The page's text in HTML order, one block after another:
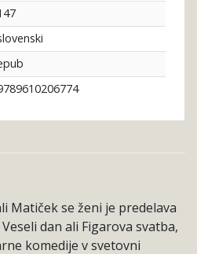
Matiček se ženi je predelava
dan ali Figarova svatba,
komedije v svetovni